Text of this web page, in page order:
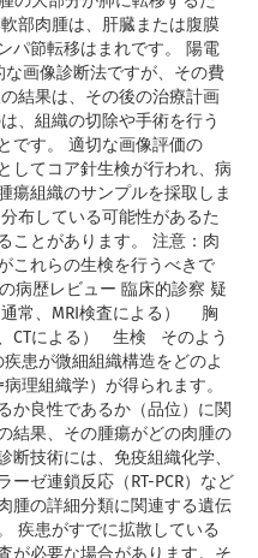
部肉腫は、肝臓または腹膜
パ節転移はまれです。 陽電
な画像診断法ですが、その費
結果は、その後の治療計画
、組織の切除や手術を行う
です。 適切な画像評価の
してコア針生検が行われ、病
瘍組織のサンプルを採取しま
布している可能性があるた
ことがあります。 注意：肉
これらの生検を行うべきで
病歴レビュー 臨床的診察 疑
常、MRI検査による） 胸
CTによる） 生検 そのよう
患が微細組織構造をどのよ
理組織学）が得られます。
か良性であるか（品位）に関
結果、その腫瘍がどの肉腫の
技術には、免疫組織化学、
ゼ連鎖反応（RT-PCR）など
腫の詳細分類に関連する遺伝
疾患がすでに拡散している
が必要な場合があります。そ